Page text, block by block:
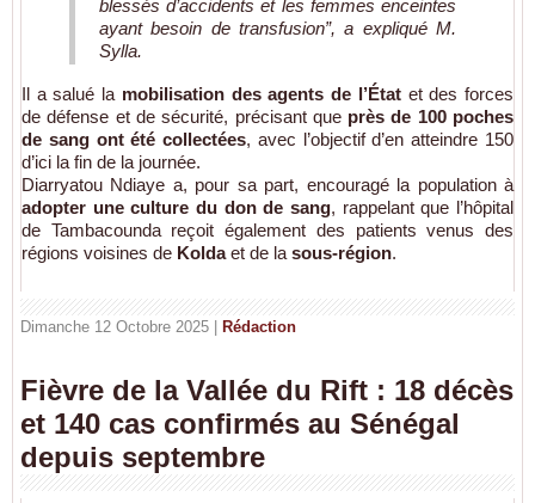
blessés d’accidents et les femmes enceintes
ayant besoin de transfusion”, a expliqué M.
Sylla.
Il a salué la mobilisation des agents de l’Étatet des forces
de défense et de sécurité, précisant que près de 100 poches
de sang ont été collectées, avec l’objectif d’en atteindre 150
d’ici la fin de la journée.
Diarryatou Ndiaye a, pour sa part, encouragé la population à
adopter une culture du don de sang, rappelant que l’hôpital
de Tambacounda reçoit également des patients venus des
régions voisines de Koldaet de la sous-région.
Dimanche 12 Octobre 2025 | Rédaction
Fièvre de la Vallée du Rift : 18 décès
et 140 cas confirmés au Sénégal
depuis septembre